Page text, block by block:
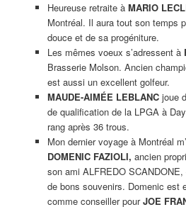
Heureuse retraite à MARIO
Montréal. Il aura tout son temps
douce et de sa progéniture.
Les mêmes voeux s’adressent à
Brasserie Molson. Ancien
est aussi un excellent golfeur.
MAUDE-AIMÉE LEBLANC joue
de qualification de la LPGA à
rang après 36 trous.
Mon dernier voyage à Montréal
DOMENIC FAZIOLI, ancien
son ami ALFREDO
de bons souvenirs. Domenic est
comme conseiller pourJOE